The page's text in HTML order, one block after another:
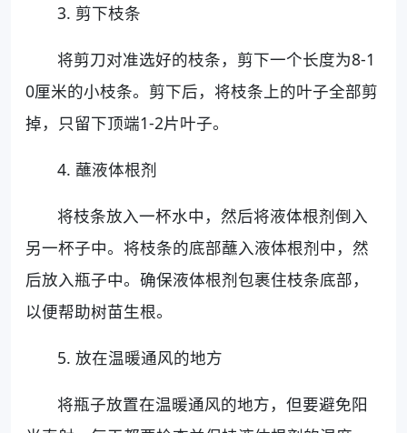
3. 剪下枝条
将剪刀对准选好的枝条，剪下一个长度为8-1
0厘米的小枝条。剪下后，将枝条上的叶子全部剪
掉，只留下顶端1-2片叶子。
4. 蘸液体根剂
将枝条放入一杯水中，然后将液体根剂倒入
另一杯子中。将枝条的底部蘸入液体根剂中，然
后放入瓶子中。确保液体根剂包裹住枝条底部，
以便帮助树苗生根。
5. 放在温暖通风的地方
将瓶子放置在温暖通风的地方，但要避免阳